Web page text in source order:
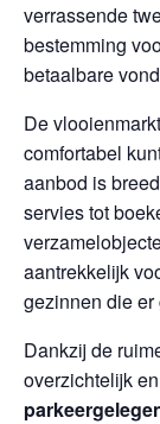
verrassende
bestemming
betaalbare
De
comfortabel
aanbod is
servies tot
aantrekkelijk
gezinnen die
Dankzij de
overzichtelijk